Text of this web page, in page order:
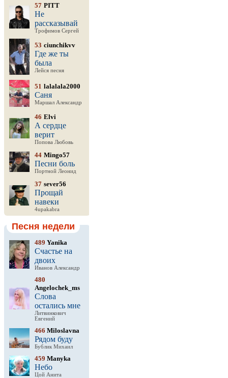
57 PITT
Не
рассказывай
Трофимов Сергей
53 ciunchikvv
Где же ты
была
Лейся песня
51 lalalala2000
Саня
Маршал Александр
46 Elvi
А сердце
верит
Попова Любовь
44 Mingo57
Песни боль
Портной Леонид
37 sever56
Прощай
навеки
4upakabra
Песня недели
489 Yanika
Счастье на
двоих
Иванов Александр
480
Angelochek_ms
Слова
остались мне
Литвинкович
Евгений
466 Miloslavna
Рядом буду
Бублик Михаил
459 Manyka
Небо
Цой Анита